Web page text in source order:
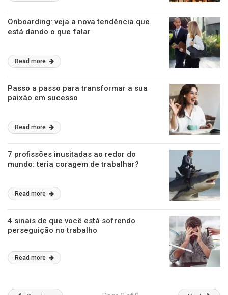
Onboarding: veja a nova tendência que
está dando o que falar
Read more
Passo a passo para transformar a sua
paixão em sucesso
Read more
7 profissões inusitadas ao redor do
mundo: teria coragem de trabalhar?
Read more
4 sinais de que você está sofrendo
perseguição no trabalho
Read more